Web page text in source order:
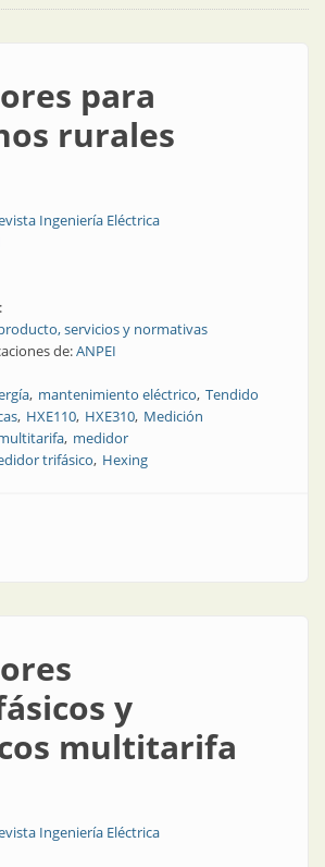
para
rurales
Ingeniería Eléctrica
servicios y normativas
de:ANPEI
mantenimiento eléctrico Tendido
HXE110 HXE310 Medición
medidor
trifásico Hexing
Medidores para entornos rurales
y
multitarifa
Ingeniería Eléctrica